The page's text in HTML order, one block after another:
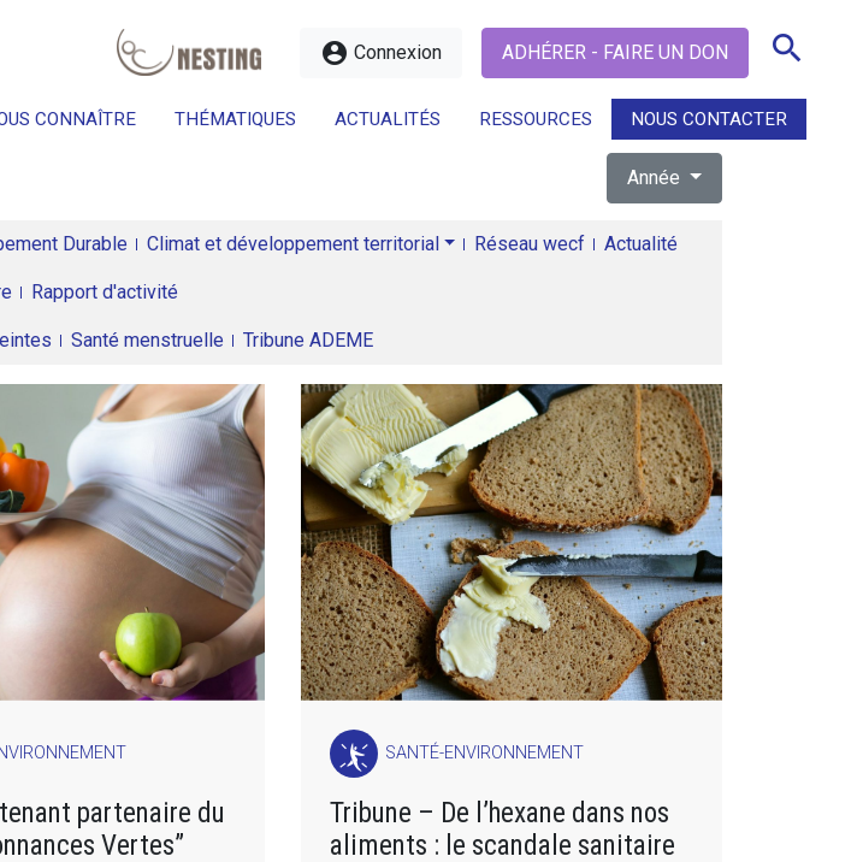
account_circle Connexion ADHÉRER - FAIRE UN DON search
CONNAÎTRE THÉMATIQUES ACTUALITÉS RESSOURCES NOUS CONTACTER
search
Année
Durable Climat et développement territorial Réseau wecf Actualité
Rapport d'activité
Santé menstruelle Tribune ADEME
partenaire du
Vertes”
SANTÉ-ENVIRONNEMENT
Tribune – De l’hexane dans nos
aliments : le scandale sanitaire